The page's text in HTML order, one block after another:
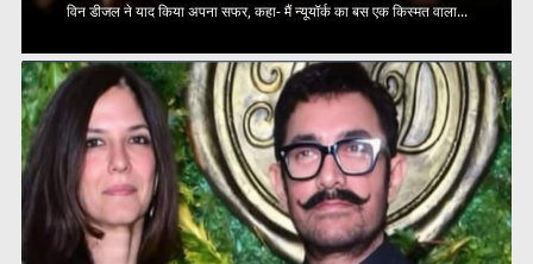
विन डीजल ने याद किया अपना सफर, कहा- मैं न्यूयॉर्क का बस एक किस्मत वाला...